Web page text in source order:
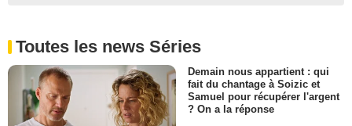
Toutes les news Séries
Demain nous appartient : qui
fait du chantage à Soizic et
Samuel pour récupérer l'argent
? On a la réponse